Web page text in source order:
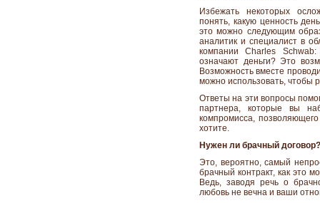
Избежать некоторых
понять, какую ценность
это можно следующим
аналитик и специалист в
компании Charles
означают деньги? Это
Возможность вместе
можно использовать, чтобы
Ответы на эти вопросы
партнера, которые вы
компромисса,
хотите.
Нужен ли брачный договор?
Это, вероятно, самый
брачный контракт, как это
Ведь, заводя речь о
любовь не вечна и ваши